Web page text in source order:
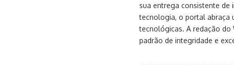
sua entrega consistente de
tecnologia, o portal abraça
tecnológicas. A redação do
padrão de integridade e